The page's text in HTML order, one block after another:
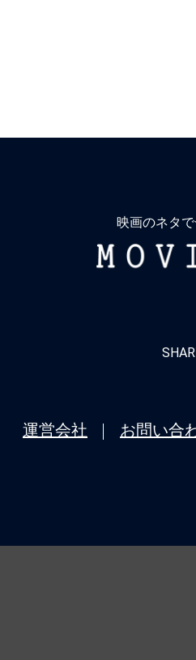
映画のネタ
MOVIE
運営会社 お問い合